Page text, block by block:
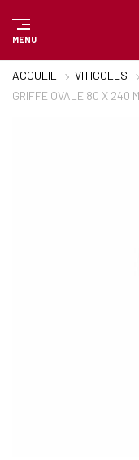
MENU
ACCUEIL VITICOLES
GRIFFE OVALE 80 X 240
Panneau de gestion des